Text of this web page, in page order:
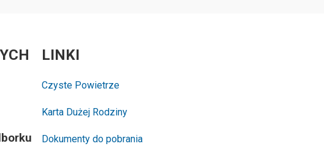
LINKI
Czyste Powietrze
Karta Dużej Rodziny
Dokumenty do pobrania